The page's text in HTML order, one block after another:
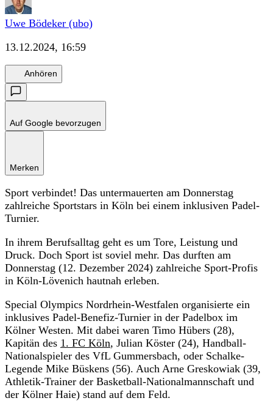
Uwe Bödeker (ubo)
13.12.2024, 16:59
Anhören
Auf Google bevorzugen
Merken
Sport verbindet! Das untermauerten am Donnerstag
zahlreiche Sportstars in Köln bei einem inklusiven Padel-
Turnier.
In ihrem Berufsalltag geht es um Tore, Leistung und
Druck. Doch Sport ist soviel mehr. Das durften am
Donnerstag (12. Dezember 2024) zahlreiche Sport-Profis
in Köln-Lövenich hautnah erleben.
Special Olympics Nordrhein-Westfalen organisierte ein
inklusives Padel-Benefiz-Turnier in der Padelbox im
Kölner Westen. Mit dabei waren Timo Hübers (28),
Kapitän des 1. FC Köln, Julian Köster (24), Handball-
Nationalspieler des VfL Gummersbach, oder Schalke-
Legende Mike Büskens (56). Auch Arne Greskowiak (39,
Athletik-Trainer der Basketball-Nationalmannschaft und
der Kölner Haie) stand auf dem Feld.